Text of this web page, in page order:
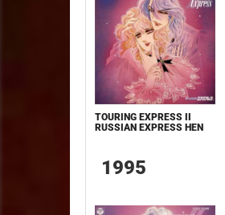
TOURING EXPRESS II
RUSSIAN EXPRESS HEN
1995